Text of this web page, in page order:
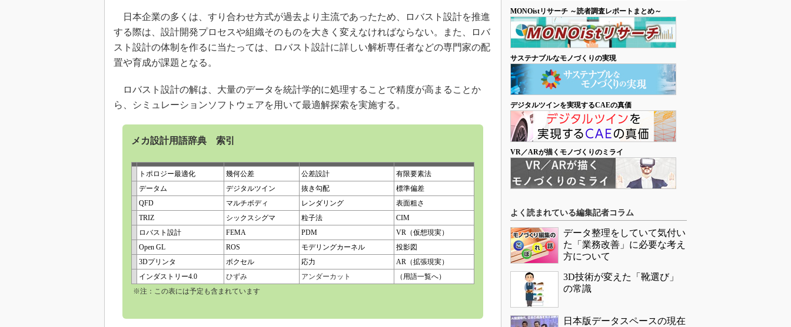
日本企業の多くは、すり合わせ方式が過去より主流であったため、ロバスト設計を推進
する際は、設計開発プロセスや組織そのものを大きく変えなければならない。また、ロバ
スト設計の体制を作るに当たっては、ロバスト設計に詳しい解析専任者などの専門家の配
置や育成が課題となる。
ロバスト設計の解は、大量のデータを統計学的に処理することで精度が高まることか
ら、シミュレーションソフトウェアを用いて最適解探索を実施する。
メカ設計用語辞典 索引
トポロジー最適化 幾何公差 公差設計
有限要素法
データム
デジタルツイン 抜き勾配
標準偏差
QFD
マルチボディ レンダリング
表面粗さ
TRIZ
シックスシグマ 粒子法
CIM
ロバスト設計
FEMA PDM
VR（仮想現実）
Open GL
ROS モデリングカーネル
投影図
3Dプリンタ
ボクセル 応力
AR（拡張現実）
インダストリー4.0
ひずみ アンダーカット
（用語一覧へ）
※注：この表には予定も含まれています
MONOistリサーチ ～読者調査レポートまとめ～
サステナブルなモノづくりの実現
デジタルツインを実現するCAEの真価
VR／ARが描くモノづくりのミライ
よく読まれている編集記者コラム
データ整理をしていて気付い
た「業務改善」に必要な考え
方について
3D技術が変えた「靴選び」
の常識
日本版データスペースの現在